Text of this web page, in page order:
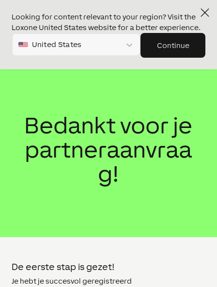
Looking for content relevant to your region? Visit the
Loxone United States website for a better experience.
United States Continue
Bedankt voor je
partneraanvraa
g!
De eerste stap is gezet!
Je hebt je succesvol geregistreerd